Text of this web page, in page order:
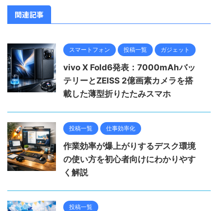
関連記事
スマートフォン 投稿一覧 ガジェット
vivo X Fold6発表：7000mAhバッ
テリーとZEISS 2億画素カメラを搭
載した薄型折りたたみスマホ
投稿一覧 仕事効率化
作業効率が爆上がりするデスク環境
の使い方を初心者向けにわかりやす
く解説
投稿一覧